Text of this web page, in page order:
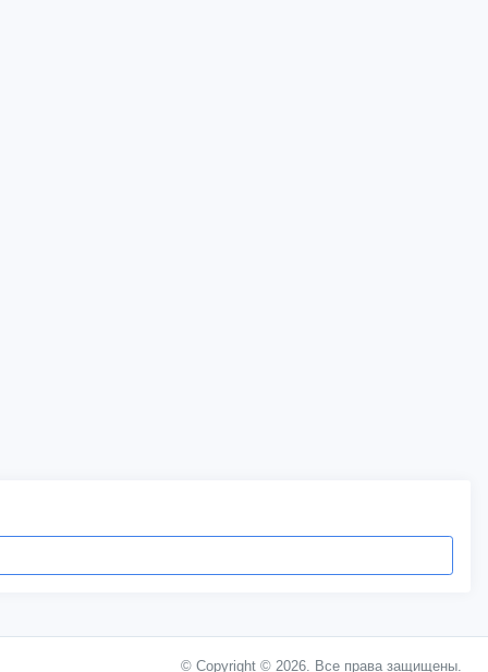
© Copyright © 2026. Все права защищены.